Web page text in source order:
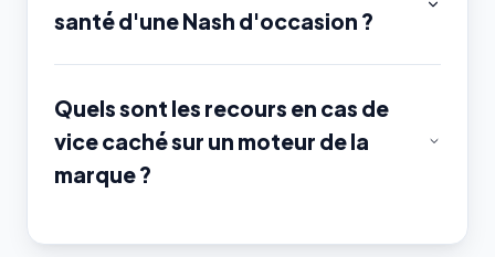
santé d'une Nash d'occasion ?
Quels sont les recours en cas de
vice caché sur un moteur de la
marque ?